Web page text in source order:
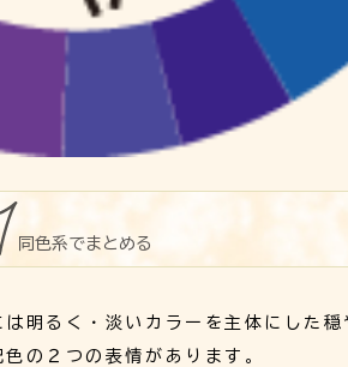
同色系でまとめる
は 明るく・淡いカラー を主体にした穏
の２つの表情があります。